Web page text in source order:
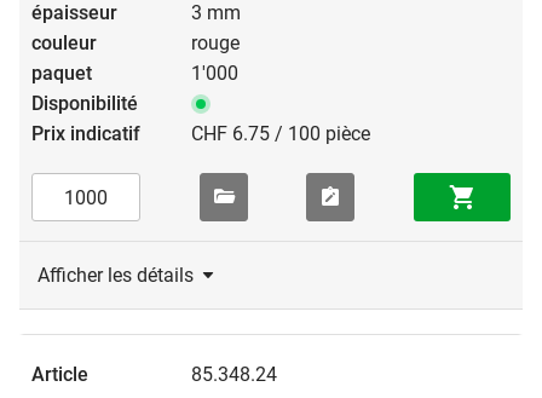
3 mm
rouge
1'000
CHF 6.75 / 100 pièce
Afficher les détails
85.348.24